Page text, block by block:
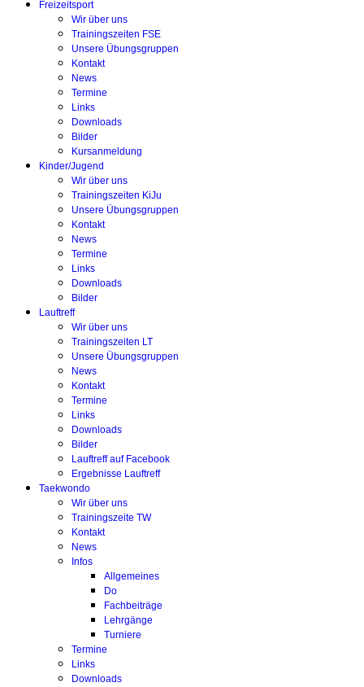
Freizeitsport
Wir über uns
Trainingszeiten FSE
Unsere Übungsgruppen
Kontakt
News
Termine
Links
Downloads
Bilder
Kursanmeldung
Kinder/Jugend
Wir über uns
Trainingszeiten KiJu
Unsere Übungsgruppen
Kontakt
News
Termine
Links
Downloads
Bilder
Lauftreff
Wir über uns
Trainingszeiten LT
Unsere Übungsgruppen
News
Kontakt
Termine
Links
Downloads
Bilder
Lauftreff auf Facebook
Ergebnisse Lauftreff
Taekwondo
Wir über uns
Trainingszeite TW
Kontakt
News
Infos
Allgemeines
Do
Fachbeiträge
Lehrgänge
Turniere
Termine
Links
Downloads